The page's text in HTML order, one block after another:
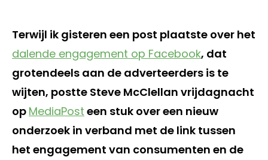
Terwijl ik gisteren een post plaatste over het
dalende engagement op Facebook, dat
grotendeels aan de adverteerders is te
wijten, postte Steve McClellan vrijdagnacht
op MediaPost een stuk over een nieuw
onderzoek in verband met de link tussen
het engagement van consumenten en de